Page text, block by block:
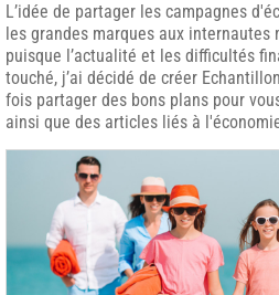
L’idée de partager les campagnes
les grandes marques aux internautes
puisque l’actualité et les difficultés
touché, j’ai décidé de créer
fois partager des bons plans pour
ainsi que des articles liés à